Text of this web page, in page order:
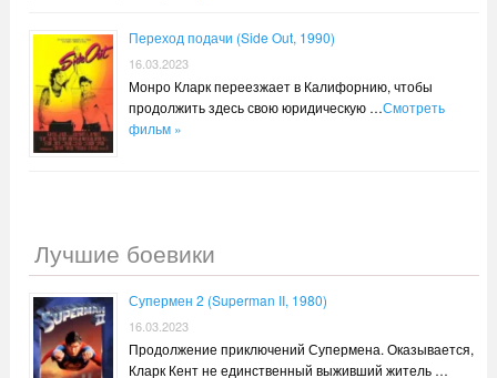
Переход подачи (Side Out, 1990)
16.03.2023
Монро Кларк переезжает в Калифорнию, чтобы
продолжить здесь свою юридическую …Смотреть
фильм »
Лучшие боевики
Супермен 2 (Superman II, 1980)
16.03.2023
Продолжение приключений Супермена. Оказывается,
Кларк Кент не единственный выживший житель …